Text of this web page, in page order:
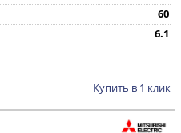
60
6.1
Купить в 1 клик